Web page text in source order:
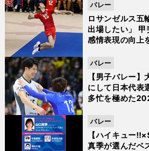
ロサンゼルス五
出場したい」
感情表現の向上
バレー
【男子バレー
にして日本代表
多忙を極めた
バレー
【ハイキュー
真季が選んだベ
バレー